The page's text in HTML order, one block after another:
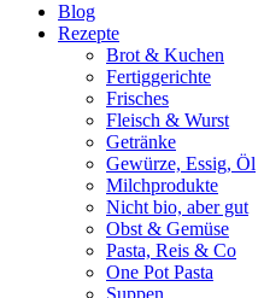
Blog
Rezepte
Brot & Kuchen
Fertiggerichte
Frisches
Fleisch & Wurst
Getränke
Gewürze, Essig, Öl
Milchprodukte
Nicht bio, aber gut
Obst & Gemüse
Pasta, Reis & Co
One Pot Pasta
Suppen